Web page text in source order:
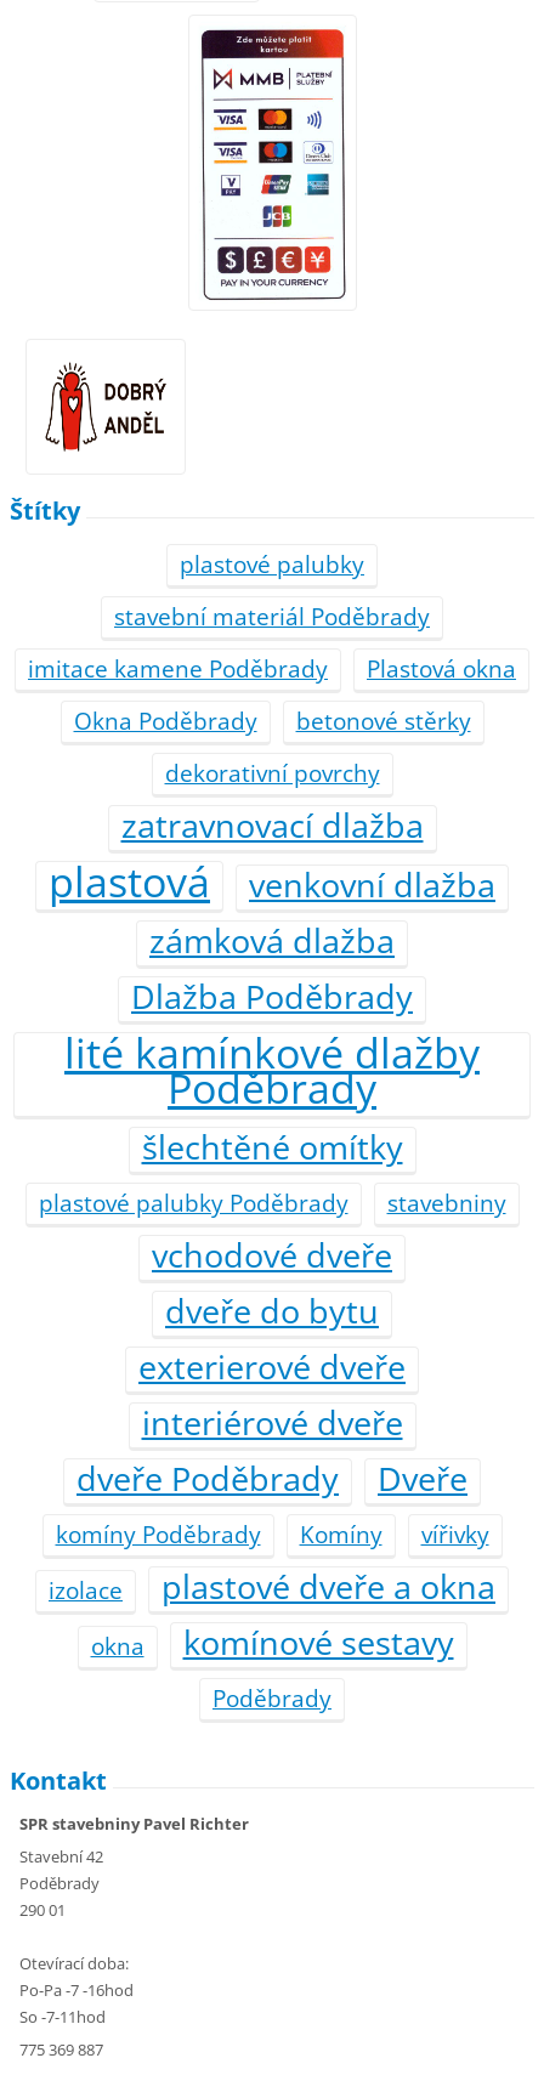
Štítky
plastové palubky
stavební materiál Poděbrady
imitace kamene Poděbrady
Plastová okna
Okna Poděbrady
betonové stěrky
dekorativní povrchy
zatravnovací dlažba
plastová
venkovní dlažba
zámková dlažba
Dlažba Poděbrady
lité kamínkové dlažby
Poděbrady
šlechtěné omítky
plastové palubky Poděbrady stavebniny
vchodové dveře
dveře do bytu
exterierové dveře
interiérové dveře
dveře Poděbrady
Dveře
komíny Poděbrady Komíny
vířivky
izolace
plastové dveře a okna
okna komínové sestavy
Poděbrady
Kontakt
SPR stavebniny Pavel Richter
Stavební 42
Poděbrady
290 01
Otevírací doba:
Po-Pa -7 -16hod
So -7-11hod
775 369 887